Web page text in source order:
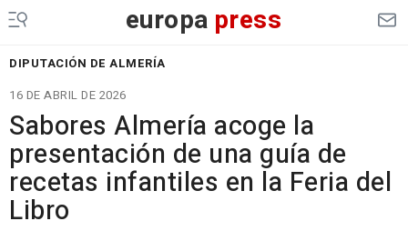
europa press
DIPUTACIÓN DE ALMERÍA
16 DE ABRIL DE 2026
Sabores Almería acoge la
presentación de una guía de
recetas infantiles en la Feria del
Libro